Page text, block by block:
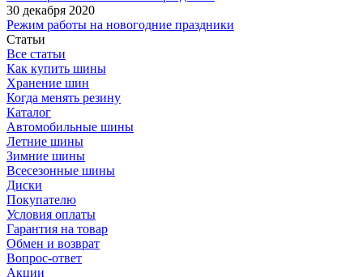
30 декабря 2020
Режим работы на новогодние праздники
Статьи
Все статьи
Как купить шины
Хранение шин
Когда менять резину
Каталог
Автомобильные шины
Летние шины
Зимние шины
Всесезонные шины
Диски
Покупателю
Условия оплаты
Гарантия на товар
Обмен и возврат
Вопрос-ответ
Акции